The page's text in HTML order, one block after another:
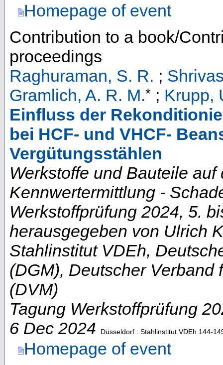
Homepage of event
Contribution to a book/
proceedings
Raghuraman, S. R. ;
Gramlich, A. R. M.* ; Krupp,
Einfluss der
bei HCF- und VHCF-
Vergütungsstählen
Werkstoffe und Bauteile
Kennwertermittlung -
Werkstoffprüfung 2024, 5.
herausgegeben von Ulrich
Stahlinstitut VDEh,
(DGM), Deutscher Verband
(DVM)
Tagung Werkstoffprüfung
6 Dec 2024
Düsseldorf : Stahlinstitut VDEh 144-
Homepage of event